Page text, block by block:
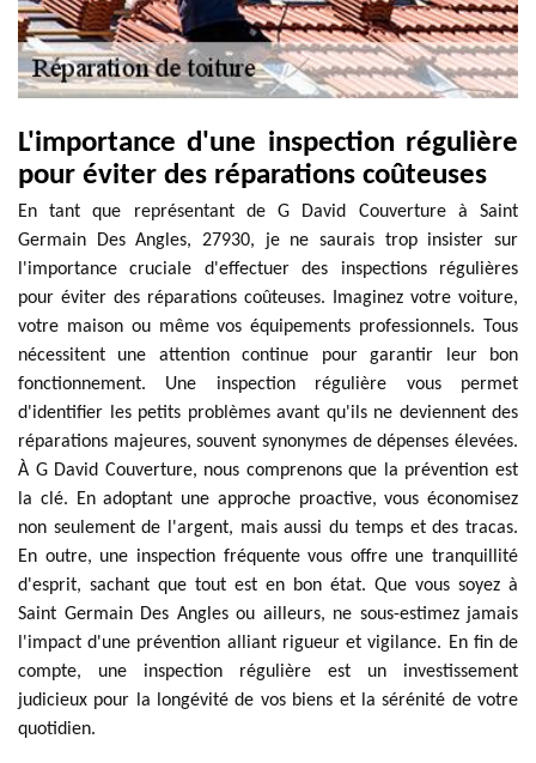
L'importance d'une inspection régulière
pour éviter des réparations coûteuses
En tant que représentant de G David Couverture à Saint
Germain Des Angles, 27930, je ne saurais trop insister sur
l'importance cruciale d'effectuer des inspections régulières
pour éviter des réparations coûteuses. Imaginez votre voiture,
votre maison ou même vos équipements professionnels. Tous
nécessitent une attention continue pour garantir leur bon
fonctionnement. Une inspection régulière vous permet
d'identifier les petits problèmes avant qu'ils ne deviennent des
réparations majeures, souvent synonymes de dépenses élevées.
À G David Couverture, nous comprenons que la prévention est
la clé. En adoptant une approche proactive, vous économisez
non seulement de l'argent, mais aussi du temps et des tracas.
En outre, une inspection fréquente vous offre une tranquillité
d'esprit, sachant que tout est en bon état. Que vous soyez à
Saint Germain Des Angles ou ailleurs, ne sous-estimez jamais
l'impact d'une prévention alliant rigueur et vigilance. En fin de
compte, une inspection régulière est un investissement
judicieux pour la longévité de vos biens et la sérénité de votre
quotidien.